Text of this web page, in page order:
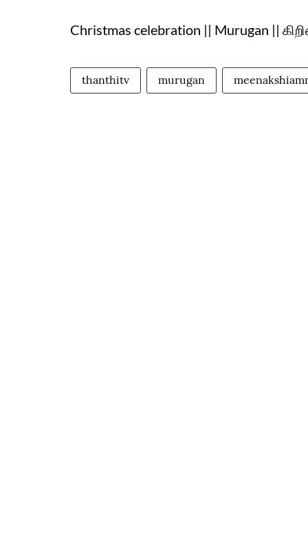
Christmas celebration || Murugan ||
thanthitv murugan